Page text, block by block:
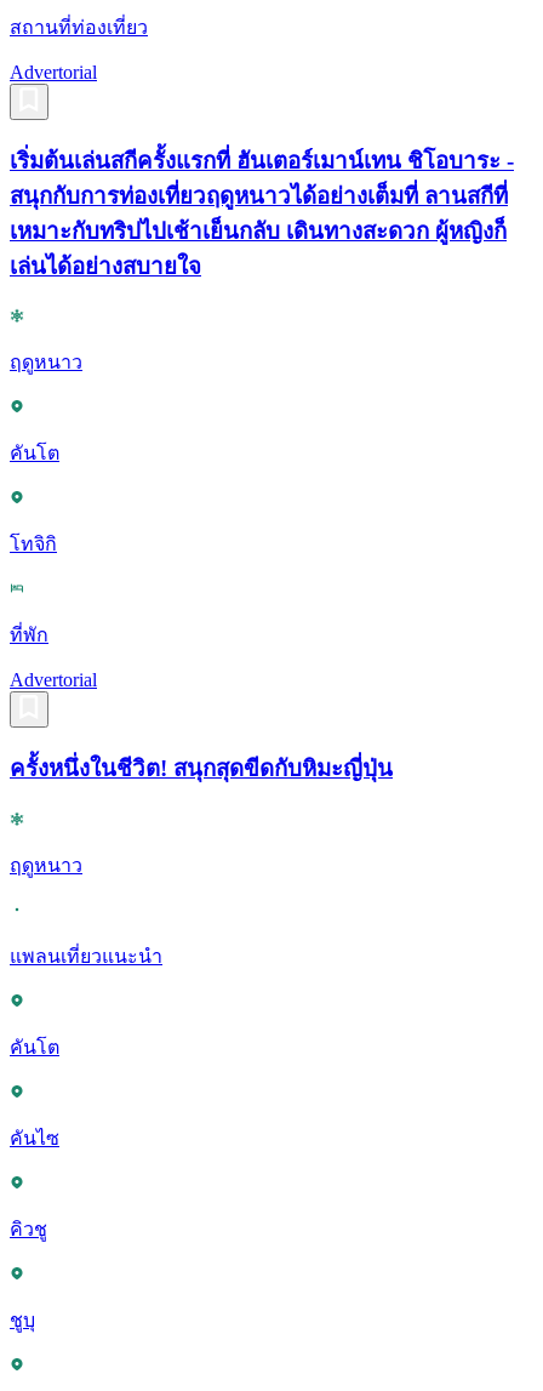
สถานที่ท่องเที่ยว
Advertorial
เริ่มต้นเล่นสกีครั้งแรกที่ ฮันเตอร์เมาน์เทน ชิโอบาระ -
สนุกกับการท่องเที่ยวฤดูหนาวได้อย่างเต็มที่ ลานสกีที่
เหมาะกับทริปไปเช้าเย็นกลับ เดินทางสะดวก ผู้หญิงก็
เล่นได้อย่างสบายใจ
ฤดูหนาว
คันโต
โทจิกิ
ที่พัก
Advertorial
ครั้งหนึ่งในชีวิต! สนุกสุดขีดกับหิมะญี่ปุ่น
ฤดูหนาว
แพลนเที่ยวแนะนำ
คันโต
คันไซ
คิวชู
ชูบุ